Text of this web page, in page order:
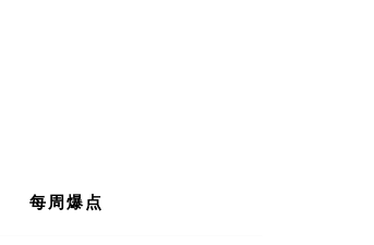
每周爆点